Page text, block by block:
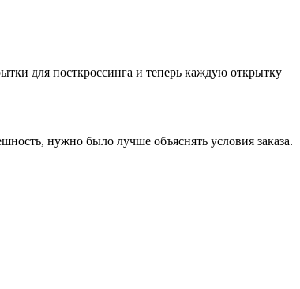
для посткроссинга и теперь каждую открытку
нужно было лучше объяснять условия заказа.